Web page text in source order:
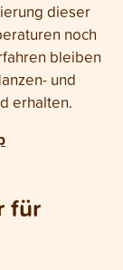
dieser
noch
bleiben
und
erhalten.
für